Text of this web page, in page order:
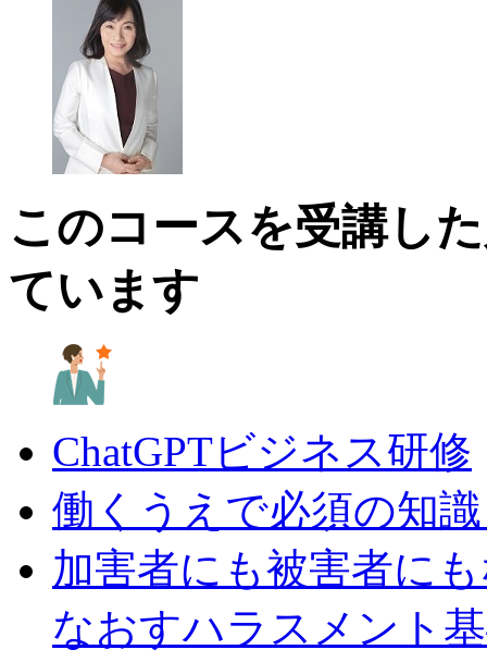
このコースを受講し
ています
ChatGPTビジネス研修
働くうえで必須の知
加害者にも被害者に
なおすハラスメント